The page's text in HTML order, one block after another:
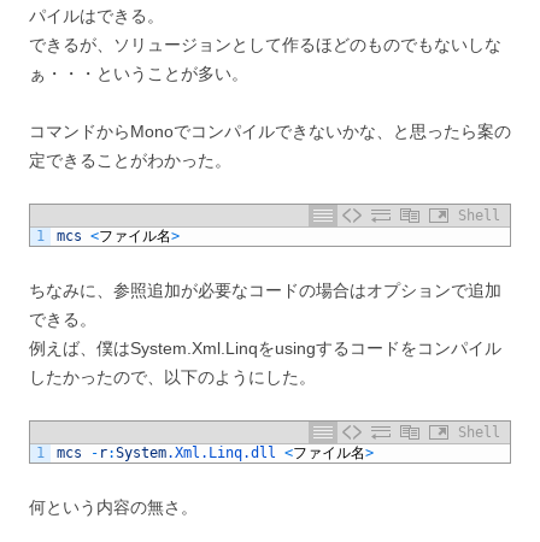
パイルはできる。
できるが、ソリュージョンとして作るほどのものでもないしな
ぁ・・・ということが多い。
コマンドからMonoでコンパイルできないかな、と思ったら案の
定できることがわかった。
Shell
1
mcs <ファイル名>
ちなみに、参照追加が必要なコードの場合はオプションで追加
できる。
例えば、僕はSystem.Xml.Linqをusingするコードをコンパイル
したかったので、以下のようにした。
Shell
1
mcs - r:System.Xml .Linq.dll <ファイル名>
何という内容の無さ。